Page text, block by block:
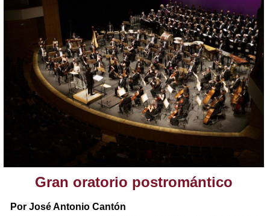
Gran oratorio postromántico
Por José Antonio Cantón